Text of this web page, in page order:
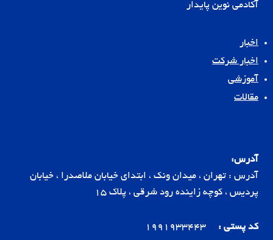
آکادمی نوین پایدار
اخبار
اخبار شرکت
آموزشی
مقالات
آدرس:
آدرس : تهران ، میدان ونک ، ابتدای خیابان ملاصدرا ، خیابان
پردیس ، کوچه زاینده رود شرقی ، پلاک 15
کد پستی :